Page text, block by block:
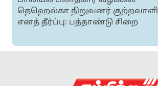
தெஹெல்கா நிறுவனர் குற்றவாளி
எனத் தீர்ப்பு: பத்தாண்டு சிறை